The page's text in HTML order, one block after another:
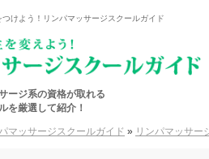
つけよう！リンパマッサージスクールガイド
ージ系の資格が取れる
を厳選して紹介！
マッサージスクールガイド » リンパマッサー